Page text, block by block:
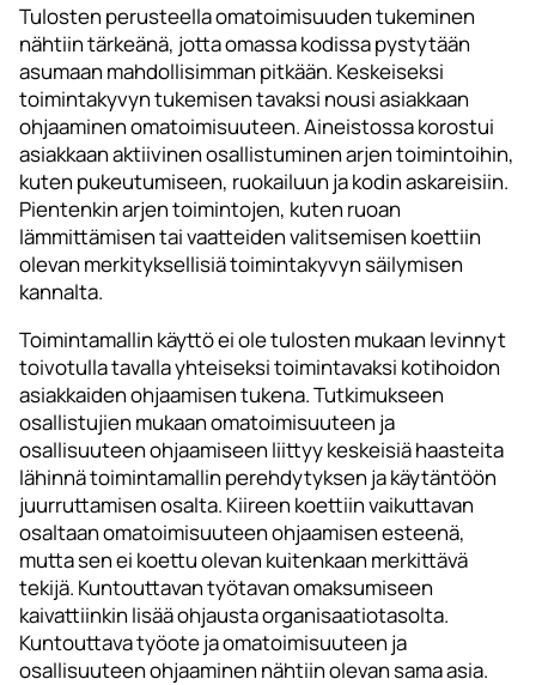
Tulosten perusteella omatoimisuuden tukeminen
nähtiin tärkeänä, jotta omassa kodissa pystytään
asumaan mahdollisimman pitkään. Keskeiseksi
toimintakyvyn tukemisen tavaksi nousi asiakkaan
ohjaaminen omatoimisuuteen. Aineistossa korostui
asiakkaan aktiivinen osallistuminen arjen toimintoihin,
kuten pukeutumiseen, ruokailuun ja kodin askareisiin.
Pientenkin arjen toimintojen, kuten ruoan
lämmittämisen tai vaatteiden valitsemisen koettiin
olevan merkityksellisiä toimintakyvyn säilymisen
kannalta.
Toimintamallin käyttö ei ole tulosten mukaan levinnyt
toivotulla tavalla yhteiseksi toimintavaksi kotihoidon
asiakkaiden ohjaamisen tukena. Tutkimukseen
osallistujien mukaan omatoimisuuteen ja
osallisuuteen ohjaamiseen liittyy keskeisiä haasteita
lähinnä toimintamallin perehdytyksen ja käytäntöön
juurruttamisen osalta. Kiireen koettiin vaikuttavan
osaltaan omatoimisuuteen ohjaamisen esteenä,
mutta sen ei koettu olevan kuitenkaan merkittävä
tekijä. Kuntouttavan työtavan omaksumiseen
kaivattiinkin lisää ohjausta organisaatiotasolta.
Kuntouttava työote ja omatoimisuuteen ja
osallisuuteen ohjaaminen nähtiin olevan sama asia.